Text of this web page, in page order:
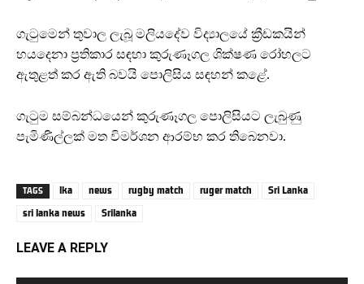
ගැටුමෙන් තුවාල ලැබූ මලියදේව විද්‍යාලයේ ක්‍රීඩකයින්
හයදෙනා ප්‍රතිකාර සඳහා කුරුණෑගල ශික්ෂණ රෝහලට
ඇතුළත් කර ඇති බවයි පොලිසිය සඳහන් කළේ.
ගැටුම සම්බන්ධයෙන් කුරුණෑගල පොලිසියට ලැබුණු
පැමිණිල්ලක් මත විමර්ශන ආරම්භ කර තිබෙනවා.
TAGS lka news rugby match ruger match
Sri Lanka
sri lanka news
Srilanka
LEAVE A REPLY